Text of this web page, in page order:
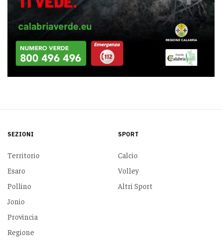
SEZIONI
Territorio
Esaro
Pollino
Jonio
Provincia
Regione
SPORT
Calcio
Volley
Altri Sport